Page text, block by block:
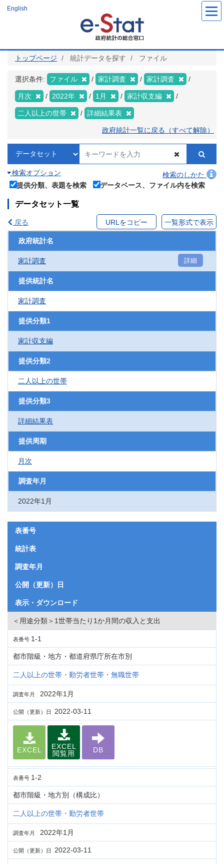
ツ
English
トップページ 統計データを探す ファイル
選択条件: ファイル 家計調査 家計調査
月次 2022年 1月 家計収支編
二人以上の世帯 詳細結果表
政府統計一覧に戻る（すべて解除）
検索オプション
検索のしかた
提供分類、表題を検索
データベース、ファイル内を検索
データセット一覧
戻る URLをコピー 一覧形式で表示
政府統計名
家計調査 詳細
提供統計名
家計調査
提供分類1
家計収支編
提供分類2
二人以上の世帯
提供分類3
詳細結果表
提供周期
月次
調査年月
2022年1月
表番号
統計表
調査年月
公開（更新）日
表示・ダウンロード
＜用途分類＞1世帯当たり1か月間の収入と支出
表番号 1-1
都市階級・地方・都道府県庁所在市別
二人以上の世帯・勤労者世帯・無職世帯
調査年月 2022年1月
公開（更新）日 2022-03-11
EXCEL
EXCEL
閲覧用
DB
表番号 1-2
都市階級・地方別（構成比）
二人以上の世帯・勤労者世帯
調査年月 2022年1月
公開（更新）日 2022-03-11